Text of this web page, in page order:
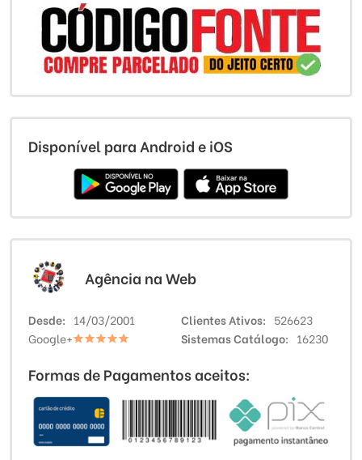
Disponível para Android e iOS
Agência na Web
Desde 14/03/2001 Clientes Ativos
526623
Google+
Sistemas Catálogo 16230
Formas de Pagamentos aceitos: